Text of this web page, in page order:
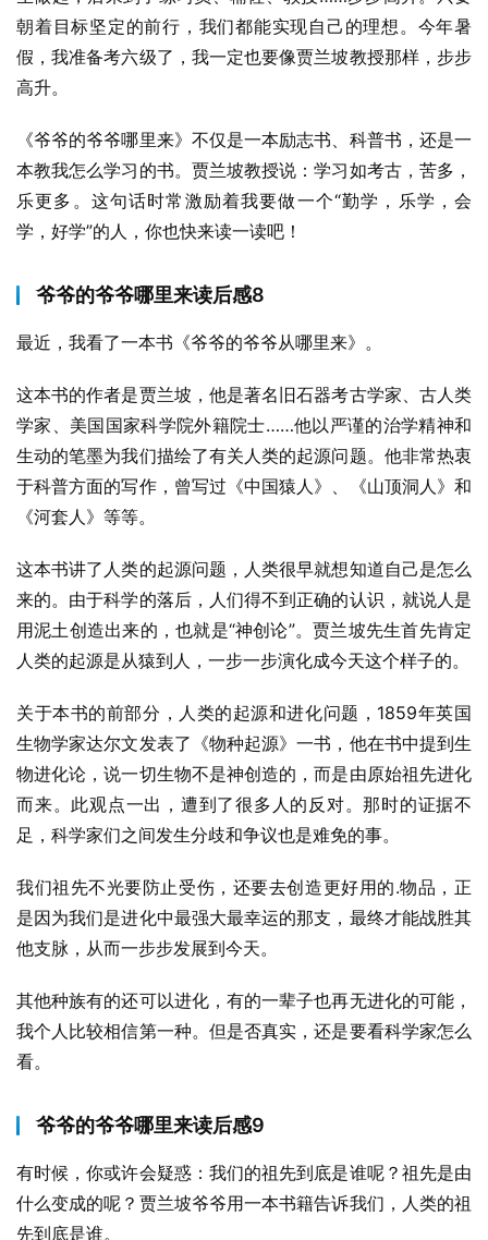
朝着目标坚定的前行，我们都能实现自己的理想。今年暑
假，我准备考六级了，我一定也要像贾兰坡教授那样，步步
高升。
《爷爷的爷爷哪里来》不仅是一本励志书、科普书，还是一
本教我怎么学习的书。贾兰坡教授说：学习如考古，苦多，
乐更多。这句话时常激励着我要做一个“勤学，乐学，会
学，好学”的人，你也快来读一读吧！
爷爷的爷爷哪里来读后感8
最近，我看了一本书《爷爷的爷爷从哪里来》。
这本书的作者是贾兰坡，他是著名旧石器考古学家、古人类
学家、美国国家科学院外籍院士……他以严谨的治学精神和
生动的笔墨为我们描绘了有关人类的起源问题。他非常热衷
于科普方面的写作，曾写过《中国猿人》、《山顶洞人》和
《河套人》等等。
这本书讲了人类的起源问题，人类很早就想知道自己是怎么
来的。由于科学的落后，人们得不到正确的认识，就说人是
用泥土创造出来的，也就是“神创论”。贾兰坡先生首先肯定
人类的起源是从猿到人，一步一步演化成今天这个样子的。
关于本书的前部分，人类的起源和进化问题，1859年英国
生物学家达尔文发表了《物种起源》一书，他在书中提到生
物进化论，说一切生物不是神创造的，而是由原始祖先进化
而来。此观点一出，遭到了很多人的反对。那时的证据不
足，科学家们之间发生分歧和争议也是难免的事。
我们祖先不光要防止受伤，还要去创造更好用的.物品，正
是因为我们是进化中最强大最幸运的那支，最终才能战胜其
他支脉，从而一步步发展到今天。
其他种族有的还可以进化，有的一辈子也再无进化的可能，
我个人比较相信第一种。但是否真实，还是要看科学家怎么
看。
爷爷的爷爷哪里来读后感9
有时候，你或许会疑惑：我们的祖先到底是谁呢？祖先是由
什么变成的呢？贾兰坡爷爷用一本书籍告诉我们，人类的祖
先到底是谁。